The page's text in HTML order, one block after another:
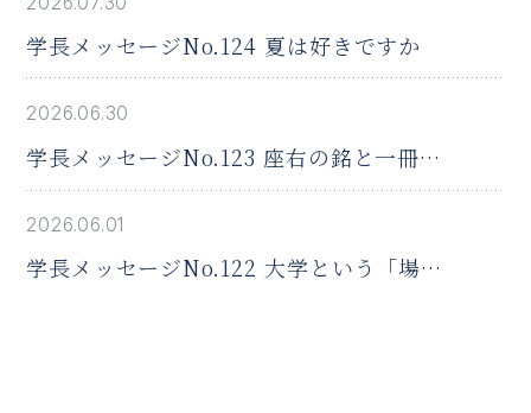
学長メッセージNo.124 夏は好きですか
2026.06.30
学長メッセージNo.123 座右の銘と一冊の
本
2026.06.01
学長メッセージNo.122 大学という「場」